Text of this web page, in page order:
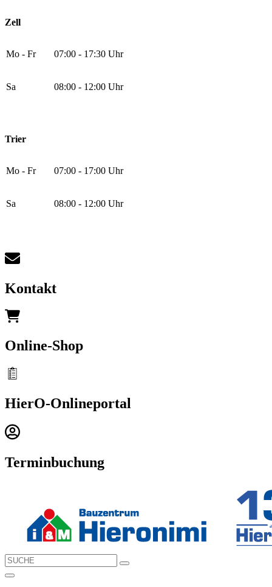
Zell
Mo - Fr 07:00 - 17:30 Uhr
Sa 08:00 - 12:00 Uhr
Trier
Mo - Fr 07:00 - 17:00 Uhr
Sa 08:00 - 12:00 Uhr
Kontakt
Online-Shop
HierO-Onlineportal
Terminbuchung